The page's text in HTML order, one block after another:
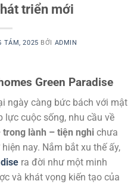
triển mới
TÁM, 2025 BỞI ADMIN
Green Paradise
ngày càng bức bách với mật
lực cuộc sống, nhu cầu về
trong lành – tiện nghi chưa
nay. Nắm bắt xu thế ấy,
ra đời như một minh
và khát vọng kiến tạo của